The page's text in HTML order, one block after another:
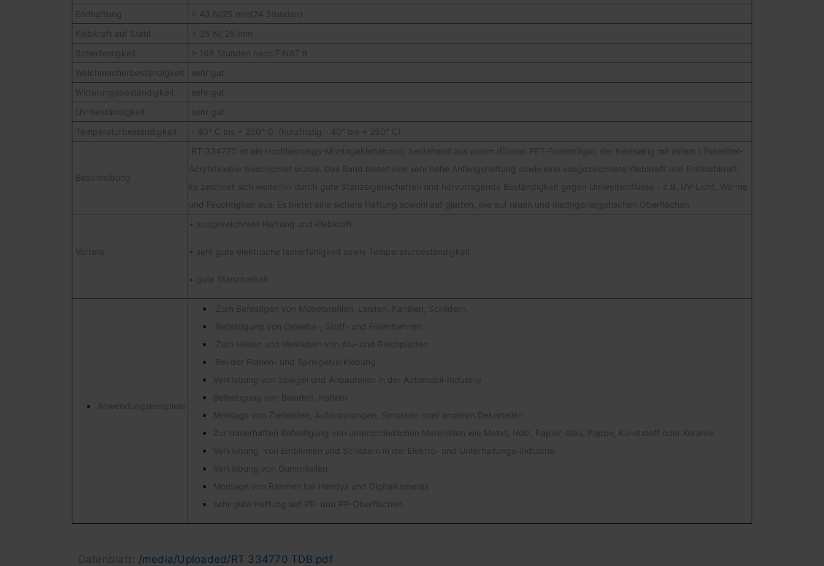
Endhaftung
> 43 N/25 mm(24 Stunden)
Klebkraft auf Stahl
> 35 N/ 25 mm
Scherfestigkeit
> 168 Stunden nach FINAT 8
Weichmacherbeständigkeit
sehr gut
Witterungsbeständigkeit
sehr gut
UV-Beständigkeit
sehr gut
Temperaturbeständigkeit
- 40° C bis + 200° C (kurzfristig - 40° bis + 250° C)
Beschreibung
RT 334770 ist ein Hochleistungs-Montageklebeband, bestehend aus einem dünnen PET-Folienträger, der beidseitig mit einem Lösemittel-
Acrylatkleber beschichtet wurde. Das Band bietet eine sehr hohe Anfangshaftung sowie eine ausgezeichnete Klebkraft und Endklebkraft.
Es zeichnet sich weiterhin durch gute Stanzeigenschaften und hervorragende Beständigkeit gegen Umwelteinflüsse - z.B. UV-Licht, Wärme
und Feuchtigkeit aus. Es bietet eine sichere Haftung sowohl auf glatten, wie auf rauen und niedrigenergetischen Oberflächen
Vorteile
• ausgezeichnete Haftung und Klebkraft
• sehr gute elektrische Isolierfähigkeit sowie Temperaturbeständigkeit
• gute Stanzbarkeit
Anwendungsbeispiele
Zum Befestigen von Möbelprofilen, Leisten, Kanälen, Schildern,
Befestigung von Gewebe-, Stoff- und Folienbahnen
Zum Halten und Verkleben von Alu- und Blechplatten
Bei der Planen- und Spriegelverklebung
Verklebung von Spiegel und Anbauteilen in der Automobil-Industrie
Befestigung von Blenden, Haltern
Montage von Zierleisten, Aufdopplungen, Sprossen oder anderen Dekorteilen
Zur dauerhaften Befestigung von unterschiedlichen Materialien wie Metall, Holz, Papier, Glas, Pappe, Kunststoff oder Keramik
Verklebung von Emblemen und Schildern in der Elektro- und Unterhaltungs-Industrie
Verklebung von Gummiteilen
Montage von Rahmen bei Handys und Digitalkameras
sehr gute Haftung auf PE- und PP-Oberflächen
Datenblatt: /media/Uploaded/RT 334770 TDB.pdf